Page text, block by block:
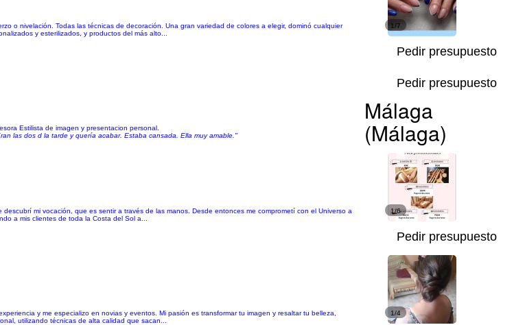
o nivelación. Todas las técnicas de decoración. Una gran variedad de colores a elegir, dominó cualquier
y esterilizados, y productos del más alto...
1/7
Pedir presupuesto
Estilista de imagen y presentacion personal.
las dos d la tarde y quería acabar. Estaba cansada. Ella muy amable."
Pedir presupuesto
mi vocación, que es sentir a través de las manos. Desde entonces me comprometí con el Universo a
a mis clientes de toda la Costa del Sol a...
1/6
Pedir presupuesto
y me especializo en novias y eventos. Mi pasión es transformar tu imagen y resaltar tu belleza,
utilizando técnicas de alta calidad que sacan...
1/4
Málaga
(Málaga)